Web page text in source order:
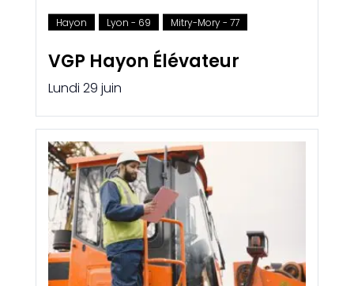
Hayon Lyon - 69 Mitry-Mory - 77
VGP Hayon Élévateur
Lundi 29 juin